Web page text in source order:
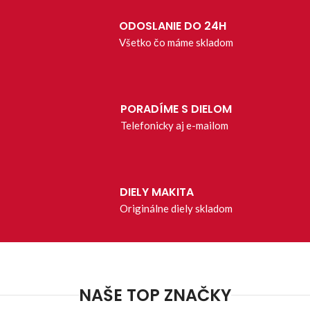
ODOSLANIE DO 24H
Všetko čo máme skladom
PORADÍME S DIELOM
Telefonicky aj e-mailom
DIELY MAKITA
Originálne diely skladom
NAŠE TOP ZNAČKY